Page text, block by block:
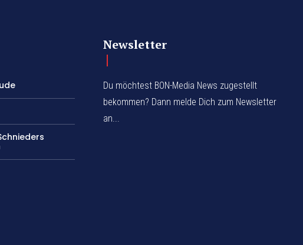
Newsletter
Du möchtest BON-Media News zugestellt
bekommen? Dann melde Dich zum Newsletter
an...